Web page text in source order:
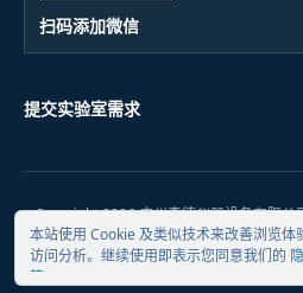
本站使用 Cookie 及类似技术来改善浏览体
访问分析。继续使用即表示您同意我们的
策
扫码添加微信
提交实验室需求
Copyright 2026 广州森德仪器设备有限公
隐私政